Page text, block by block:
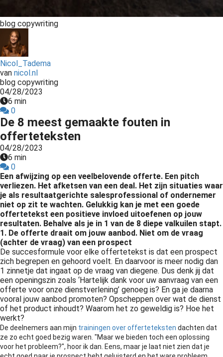
blog copywriting
Nicol_Tadema
van nicol.nl
blog copywriting
04/28/2023
6 min
0
De 8 meest gemaakte fouten in
offerteteksten
04/28/2023
6 min
0
Een afwijzing op een veelbelovende offerte. Een pitch
verliezen. Het afketsen van een deal. Het zijn situaties waar
je als resultaatgerichte salesprofessional of ondernemer
niet op zit te wachten. Gelukkig kan je met een goede
offertetekst een positieve invloed uitoefenen op jouw
resultaten. Behalve als je in 1 van de 8 diepe valkuilen stapt.
1. De offerte draait om jouw aanbod. Niet om de vraag
(achter de vraag) van een prospect
De succesformule voor elke offertetekst is dat een prospect
zich begrepen en gehoord voelt. En daarvoor is meer nodig dan
1 zinnetje dat ingaat op de vraag van diegene. Dus denk jij dat
een openingszin zoals ‘Hartelijk dank voor uw aanvraag van een
offerte voor onze dienstverlening’ genoeg is? En ga je daarna
vooral jouw aanbod promoten? Opscheppen over wat de dienst
of het product inhoudt? Waarom het zo geweldig is? Hoe het
werkt?
De deelnemers aan mijn trainingen over offerteteksten dachten dat
ze zo echt goed bezig waren. "Maar we bieden toch een oplossing
voor het probleem?", hoor ik dan. Eens, maar je laat niet zien dat je
niet
worden
om
te
over
van
op
gebruikt
te
de
Hierdoor
website-
van